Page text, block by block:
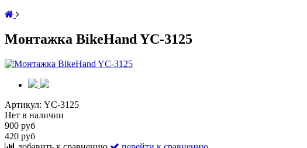
Монтажка BikeHand YC-3125
Артикул: YC-3125
Нет в наличии
900 руб
420 руб